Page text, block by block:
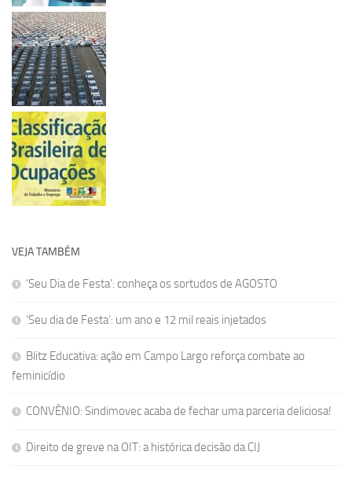
VEJA TAMBÉM
‘Seu Dia de Festa’: conheça os sortudos de AGOSTO
‘Seu dia de Festa’: um ano e 12 mil reais injetados
Blitz Educativa: ação em Campo Largo reforça combate ao
feminicídio
CONVÊNIO: Sindimovec acaba de fechar uma parceria deliciosa!
Direito de greve na OIT: a histórica decisão da CIJ